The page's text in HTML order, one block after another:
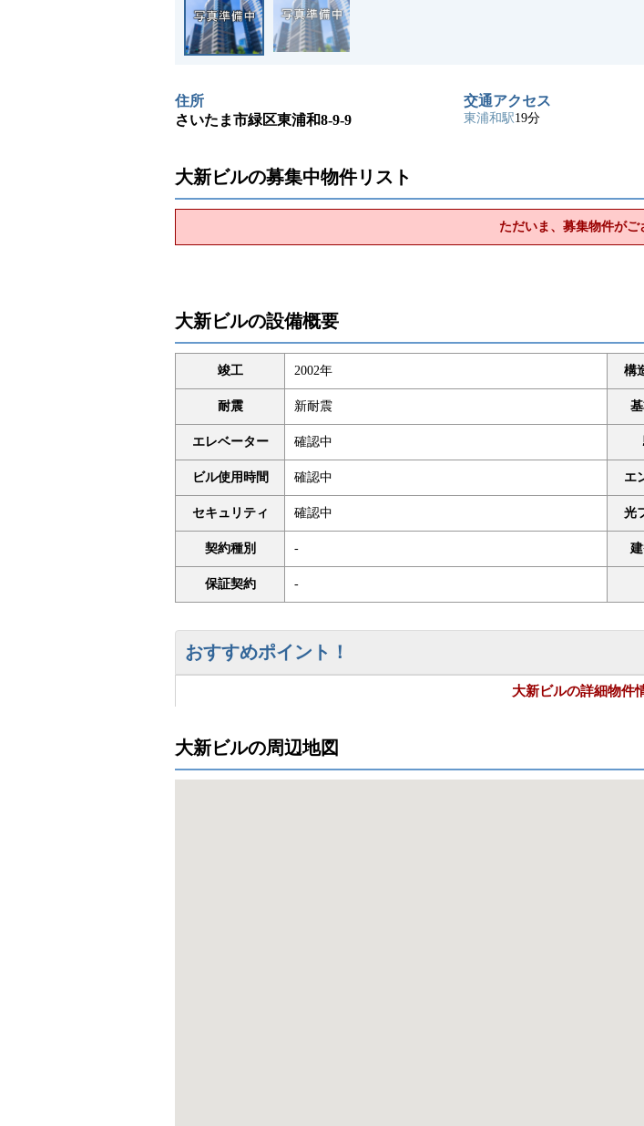
住所
さいたま市緑区東浦和8-9-9
交通アクセス
東浦和駅19分
大新ビルの募集中物件リスト
ただいま、募集物件がご
大新ビルの設備概要
竣工 2002年 構
耐震 新耐震
エレベーター 確認中
ビル使用時間 確認中 エ
セキュリティ 確認中 光
契約種別 -
保証契約 -
おすすめポイント！
大新ビルの詳細物件
大新ビルの周辺地図